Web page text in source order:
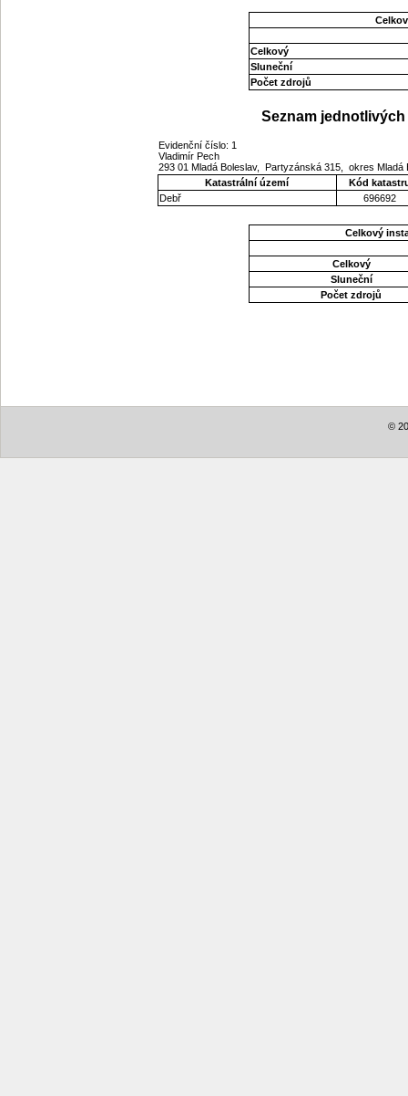
Celkový
Sluneční
Počet zdrojů
Seznam
Evidenční číslo: 1
Vladimír Pech
293 01 Mladá Boleslav, Partyzánská 315, okres
Katastrální území
Kód
Debř
696692
Celkový
Celkový
Sluneční
Počet zdrojů
©